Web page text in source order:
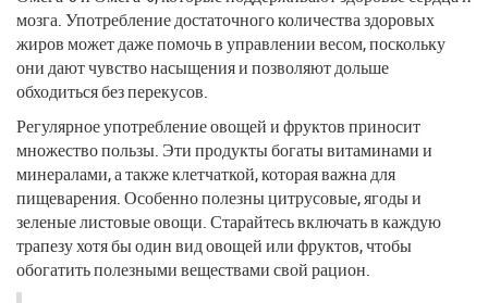
мозга. Употребление достаточного количества здоровых
жиров может даже помочь в управлении весом, поскольку
они дают чувство насыщения и позволяют дольше
обходиться без перекусов.
Регулярное употребление овощей и фруктов приносит
множество пользы. Эти продукты богаты витаминами и
минералами, а также клетчаткой, которая важна для
пищеварения. Особенно полезны цитрусовые, ягоды и
зеленые листовые овощи. Старайтесь включать в каждую
трапезу хотя бы один вид овощей или фруктов, чтобы
обогатить полезными веществами свой рацион.